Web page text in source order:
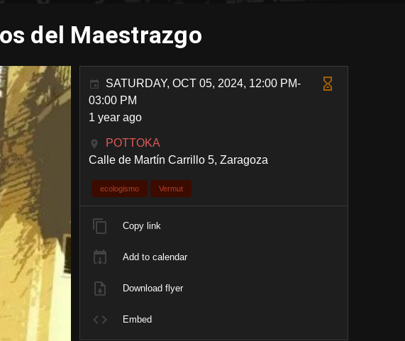
del Maestrazgo
SATURDAY, OCT 05, 2024, 12:00 PM-
03:00 PM
1 year ago
POTTOKA
Calle de Martín Carrillo 5, Zaragoza
ecologismo Vermut
Copy link
Add to calendar
Download flyer
Embed